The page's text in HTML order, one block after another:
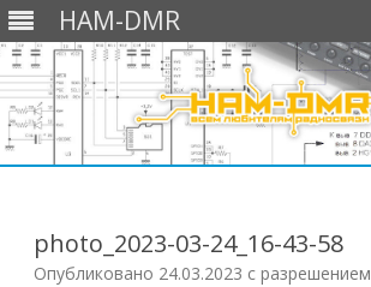
HAM-DMR
photo_2023-03-24_16-43-58
Опубликовано 24.03.2023 с разрешением